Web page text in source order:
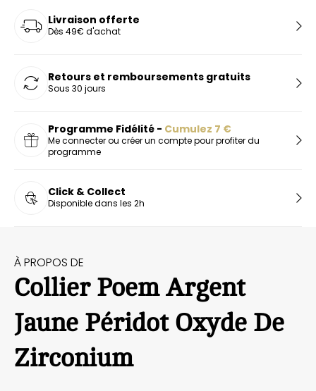
Livraison offerte
Dès 49€ d'achat
Retours et remboursements gratuits
Sous 30 jours
Programme Fidélité - Cumulez 7 €
Me connecter ou créer un compte pour profiter du
programme
Click & Collect
Disponible dans les 2h
À PROPOS DE
Collier Poem Argent
Jaune Péridot Oxyde De
Zirconium